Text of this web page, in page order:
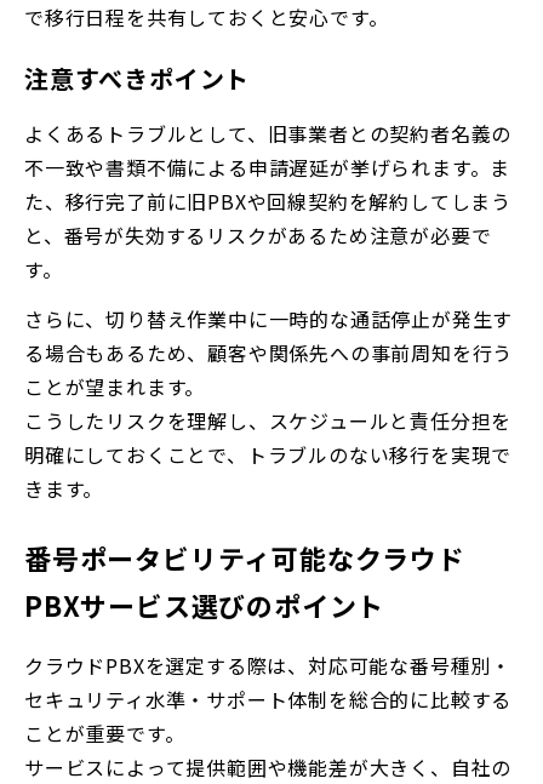
で移行日程を共有しておくと安心です。
注意すべきポイント
よくあるトラブルとして、旧事業者との契約者名義の
不一致や書類不備による申請遅延が挙げられます。ま
た、移行完了前に旧PBXや回線契約を解約してしまう
と、番号が失効するリスクがあるため注意が必要で
す。
さらに、切り替え作業中に一時的な通話停止が発生す
る場合もあるため、顧客や関係先への事前周知を行う
ことが望まれます。
こうしたリスクを理解し、スケジュールと責任分担を
明確にしておくことで、トラブルのない移行を実現で
きます。
番号ポータビリティ可能なクラウド
PBXサービス選びのポイント
クラウドPBXを選定する際は、対応可能な番号種別・
セキュリティ水準・サポート体制を総合的に比較する
ことが重要です。
サービスによって提供範囲や機能差が大きく、自社の